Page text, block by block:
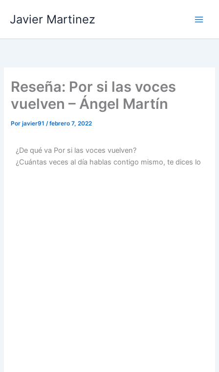
Javier Martinez
Reseña: Por si las voces
vuelven – Ángel Martín
Porjavier91/febrero 7, 2022
¿De qué va Por si las voces vuelven?
¿Cuántas veces al día hablas contigo mismo, te dices lo